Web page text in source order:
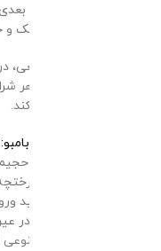
انجیری فضای چند
گراند عکس ها شیک و
بر خلاف گیاهان طبیعی،
یا مراقبت ندارد و در
مثل روز اول حفظ میکند.
درختچه مصنوعی بامبو:
از گیاهان شلوغ و
دارد،علاوه بر آن
پس اگر می خواهید
زیبایی و ظرافت و در
درختچه مصنوعی